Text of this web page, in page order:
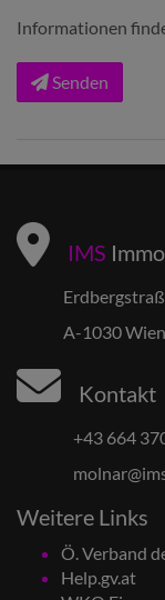
Informationen
Senden
IMS
A-1030 Wien
Kontakt
+43 664
Weitere Links
Ö. Verband
Help.gv.at